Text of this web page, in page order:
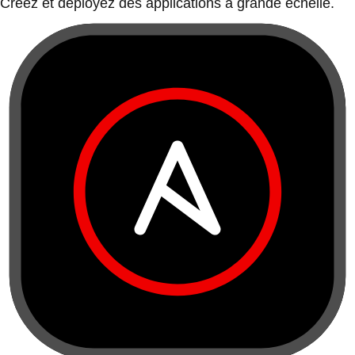
Créez et déployez des applications à grande échelle.